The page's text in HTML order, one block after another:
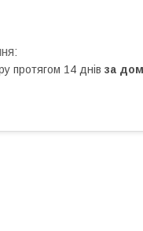
протягом 14 днів за